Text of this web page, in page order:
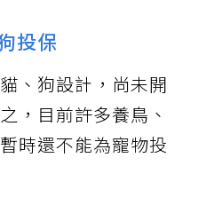
投保
、狗設計，尚未開
，目前許多養鳥、
時還不能為寵物投